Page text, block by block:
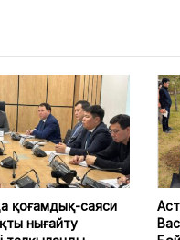
қоғамдық-саяси
нығайту